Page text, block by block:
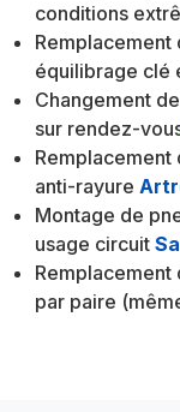
conditions
équilibrage clé
Changement
sur rendez-
Remplacement
anti-rayure
Montage de
usage circuit
Remplacement
par paire